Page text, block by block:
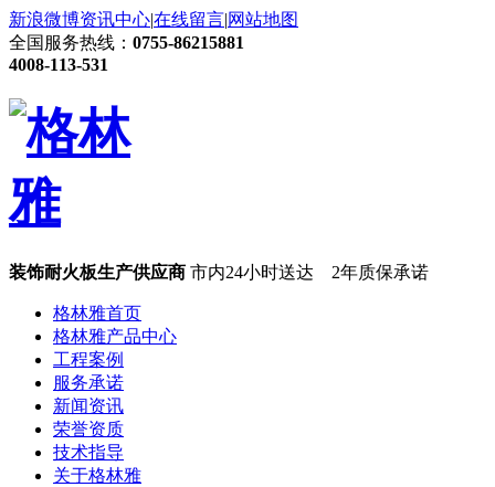
新浪微博资讯中心|在线留言|网站地图
全国服务热线： 0755-86215881
4008-113-531
装饰耐火板生产供应商 市内24小时送达 2年质保承诺
格林雅首页
格林雅产品中心
工程案例
服务承诺
新闻资讯
荣誉资质
技术指导
关于格林雅